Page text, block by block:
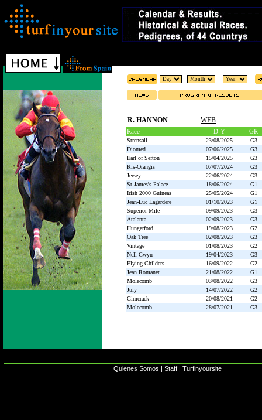
R. HANNON WEB
Race D-Y GR
Strensall 23/08/2025
G3
Diomed
07/06/2025
G3
Earl of Sefton
15/04/2025
G3
Ris-Orangis
07/07/2024
G3
Jersey
22/06/2024
G3
St James's Palace
18/06/2024
G1
Irish 2000 Guineas
25/05/2024
G1
Jean-Luc Lagardere
01/10/2023
G1
Superior Mile
09/09/2023
G3
Atalanta
02/09/2023
G3
Hungerford
19/08/2023
G2
Oak Tree
02/08/2023
G3
Vintage
01/08/2023
G2
Nell Gwyn
19/04/2023
G3
Flying Childers
16/09/2022
G2
Jean Romanet
21/08/2022
G1
Molecomb
03/08/2022
G3
July
14/07/2022
G2
Gimcrack
20/08/2021
G2
Molecomb
28/07/2021 G3
Quienes Somos | Staff | Turfinyoursite